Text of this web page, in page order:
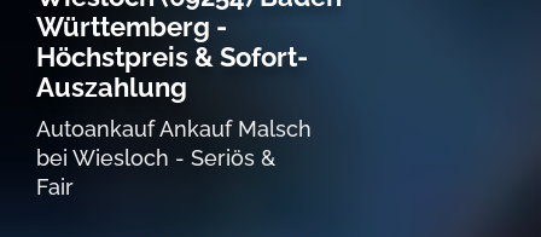
Württemberg -
Höchstpreis & Sofort-
Auszahlung
Autoankauf Ankauf Malsch
bei Wiesloch - Seriös &
Fair